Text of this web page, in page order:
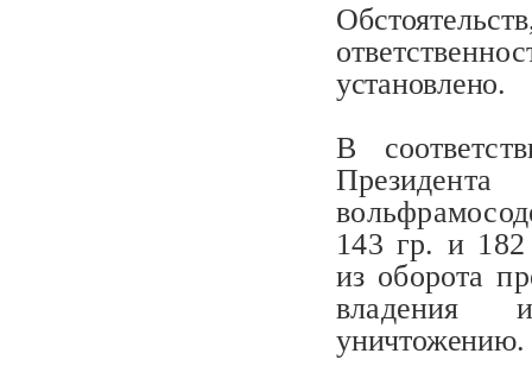
установлено.
В
143 гр. и
из оборота
владения
уничтожению.